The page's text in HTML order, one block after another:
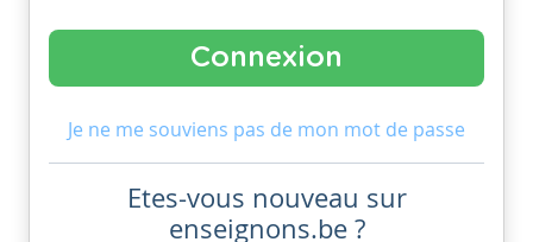
Je ne me souviens pas de mon mot de passe
Etes-vous nouveau sur
enseignons.be ?